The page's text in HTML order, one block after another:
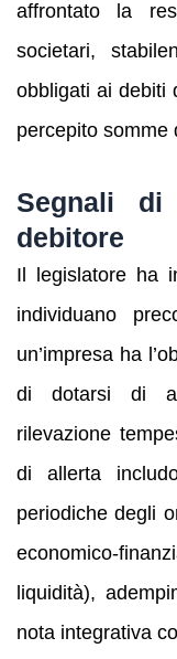
affrontato la
societari,
obbligati ai debiti
percepito somme
Segnali
debitore
Il legislatore ha
individuano
un’impresa ha
di dotarsi di
rilevazione
di allerta
periodiche degli
economico-
liquidità),
nota integrativa